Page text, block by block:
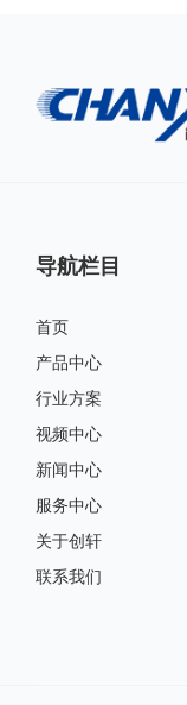
导航栏目
首页
产品中心
行业方案
视频中心
新闻中心
服务中心
关于创轩
联系我们